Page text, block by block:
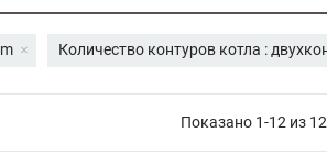
Количество контуров котла :
Показано 1-12 из 12